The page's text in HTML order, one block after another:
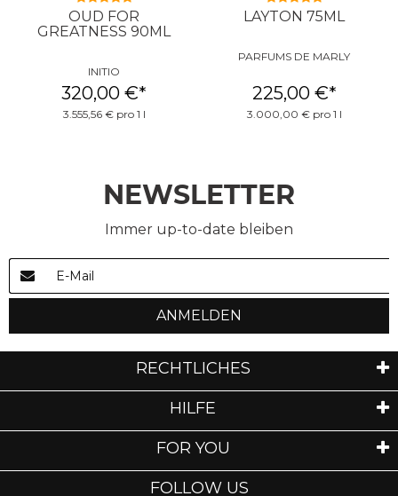
OUD FOR
GREATNESS 90ML
INITIO
320,00 €*
3.555,56 € pro 1 l
LAYTON 75ML
PARFUMS DE MARLY
225,00 €*
3.000,00 € pro 1 l
NEWSLETTER
Immer up-to-date bleiben
ANMELDEN
RECHTLICHES
HILFE
FOR YOU
FOLLOW US